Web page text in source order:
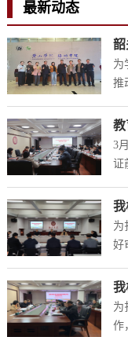
最新动态
韶
为
推
教
3
证
我
为
好
我
为
作